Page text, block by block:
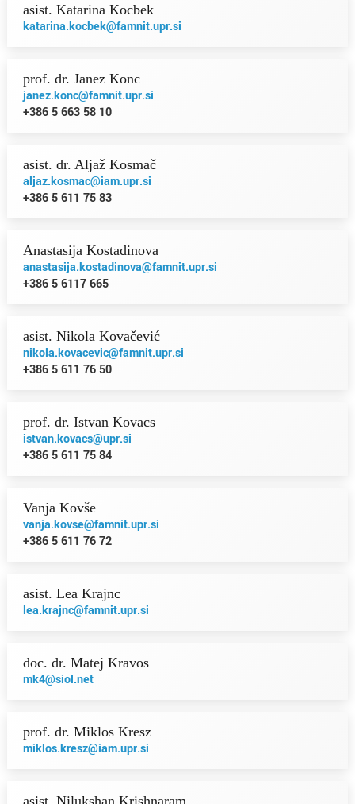
asist. Katarina Kocbek
katarina.kocbek@famnit.upr.si
prof. dr. Janez Konc
janez.konc@famnit.upr.si
+386 5 663 58 10
asist. dr. Aljaž Kosmač
aljaz.kosmac@iam.upr.si
+386 5 611 75 83
Anastasija Kostadinova
anastasija.kostadinova@famnit.upr.si
+386 5 6117 665
asist. Nikola Kovačević
nikola.kovacevic@famnit.upr.si
+386 5 611 76 50
prof. dr. Istvan Kovacs
istvan.kovacs@upr.si
+386 5 611 75 84
Vanja Kovše
vanja.kovse@famnit.upr.si
+386 5 611 76 72
asist. Lea Krajnc
lea.krajnc@famnit.upr.si
doc. dr. Matej Kravos
mk4@siol.net
prof. dr. Miklos Kresz
miklos.kresz@iam.upr.si
asist. Nilukshan Krishnaram